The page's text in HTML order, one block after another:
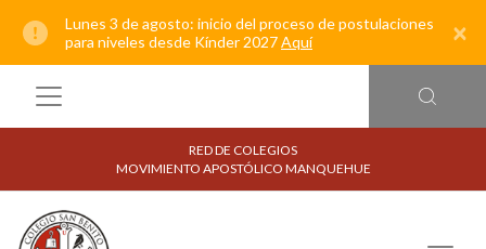
Lunes 3 de agosto: inicio del proceso de postulaciones
para niveles desde Kínder 2027Aquí ×
RED DE COLEGIOS
MOVIMIENTO APOSTÓLICO MANQUEHUE